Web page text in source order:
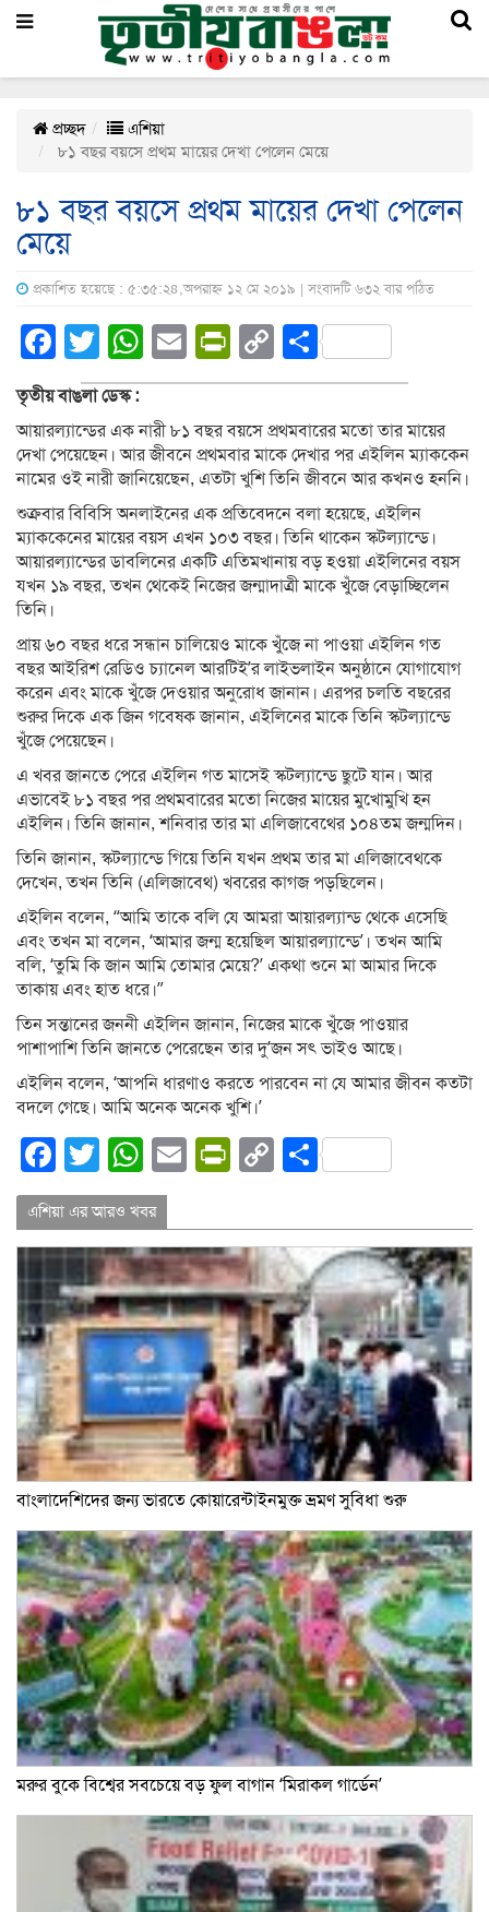
প্রচ্ছদ
এশিয়া
৮১ বছর বয়সে প্রথম মায়ের দেখা পেলেন মেয়ে
৮১ বছর বয়সে প্রথম মায়ের দেখা পেলেন
মেয়ে
প্রকাশিত হয়েছে : ৫:৩৫:২৪,অপরাহ্ন ১২ মে ২০১৯ | সংবাদটি ৬৩২ বার পঠিত
Facebook
Twitter
WhatsApp
EmailPrintFriendly
Copy
Link
Share
তৃতীয় বাঙলা ডেস্ক :
আয়ারল্যান্ডের এক নারী ৮১ বছর বয়সে প্রথমবারের মতো তার মায়ের
দেখা পেয়েছেন। আর জীবনে প্রথমবার মাকে দেখার পর এইলিন ম্যাককেন
নামের ওই নারী জানিয়েছেন, এতটা খুশি তিনি জীবনে আর কখনও হননি।
শুক্রবার বিবিসি অনলাইনের এক প্রতিবেদনে বলা হয়েছে, এইলিন
ম্যাককেনের মায়ের বয়স এখন ১০৩ বছর। তিনি থাকেন স্কটল্যান্ডে।
আয়ারল্যান্ডের ডাবলিনের একটি এতিমখানায় বড় হওয়া এইলিনের বয়স
যখন ১৯ বছর, তখন থেকেই নিজের জন্মাদাত্রী মাকে খুঁজে বেড়াচ্ছিলেন
তিনি।
প্রায় ৬০ বছর ধরে সন্ধান চালিয়েও মাকে খুঁজে না পাওয়া এইলিন গত
বছর আইরিশ রেডিও চ্যানেল আরটিই’র লাইভলাইন অনুষ্ঠানে যোগাযোগ
করেন এবং মাকে খুঁজে দেওয়ার অনুরোধ জানান। এরপর চলতি বছরের
শুরুর দিকে এক জিন গবেষক জানান, এইলিনের মাকে তিনি স্কটল্যান্ডে
খুঁজে পেয়েছেন।
এ খবর জানতে পেরে এইলিন গত মাসেই স্কটল্যান্ডে ছুটে যান। আর
এভাবেই ৮১ বছর পর প্রথমবারের মতো নিজের মায়ের মুখোমুখি হন
এইলিন। তিনি জানান, শনিবার তার মা এলিজাবেথের ১০৪তম জন্মদিন।
তিনি জানান, স্কটল্যান্ডে গিয়ে তিনি যখন প্রথম তার মা এলিজাবেথকে
দেখেন, তখন তিনি (এলিজাবেথ) খবরের কাগজ পড়ছিলেন।
এইলিন বলেন, “আমি তাকে বলি যে আমরা আয়ারল্যান্ড থেকে এসেছি
এবং তখন মা বলেন, ‘আমার জন্ম হয়েছিল আয়ারল্যান্ডে’। তখন আমি
বলি, ‘তুমি কি জান আমি তোমার মেয়ে?’ একথা শুনে মা আমার দিকে
তাকায় এবং হাত ধরে।”
তিন সন্তানের জননী এইলিন জানান, নিজের মাকে খুঁজে পাওয়ার
পাশাপাশি তিনি জানতে পেরেছেন তার দু’জন সৎ ভাইও আছে।
এইলিন বলেন, ‘আপনি ধারণাও করতে পারবেন না যে আমার জীবন কতটা
বদলে গেছে। আমি অনেক অনেক খুশি।’
Facebook
Twitter
WhatsApp
EmailPrintFriendly
CopyShare
এশিয়া এর আরও খবর
বাংলাদেশিদের জন্য ভারতে কোয়ারেন্টাইনমুক্ত ভ্রমণ সুবিধা শুরু
মরুর বুকে বিশ্বের সবচেয়ে বড় ফুল বাগান ‘মিরাকল গার্ডেন’